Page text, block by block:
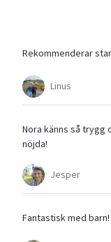
Rekommenderar
Linus
Nora känns så trygg
nöjda!
Jesper
Fantastisk med barn!